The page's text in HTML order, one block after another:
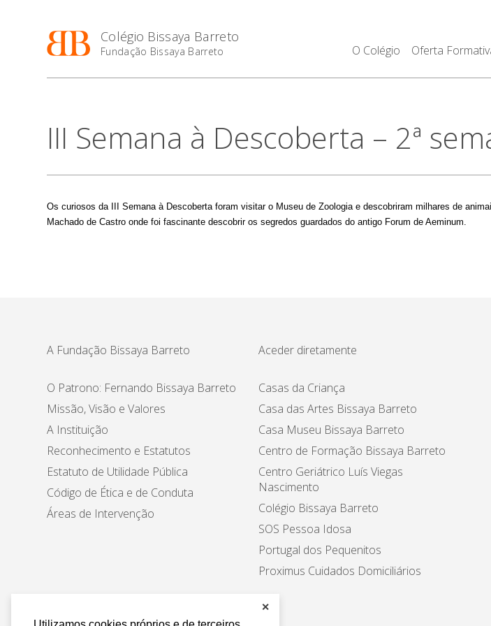
✕
Colégio Bissaya Barreto
Fundação Bissaya Barreto O Colégio Oferta
III Semana à Descoberta – 2ª
Os curiosos da III Semana à Descoberta foram visitar o Museu de Zoologia e descobriram milhares de
Machado de Castro onde foi fascinante descobrir os segredos guardados do antigo Forum de Aeminum.
A Fundação Bissaya Barreto
O Patrono: Fernando Bissaya Barreto
Missão, Visão e Valores
A Instituição
Reconhecimento e Estatutos
Estatuto de Utilidade Pública
Código de Ética e de Conduta
Áreas de Intervenção
Aceder diretamente
Casas da Criança
Casa das Artes Bissaya Barreto
Casa Museu Bissaya Barreto
Centro de Formação Bissaya Barreto
Centro Geriátrico Luís Viegas
Nascimento
Colégio Bissaya Barreto
SOS Pessoa Idosa
Portugal dos Pequenitos
Proximus Cuidados Domiciliários